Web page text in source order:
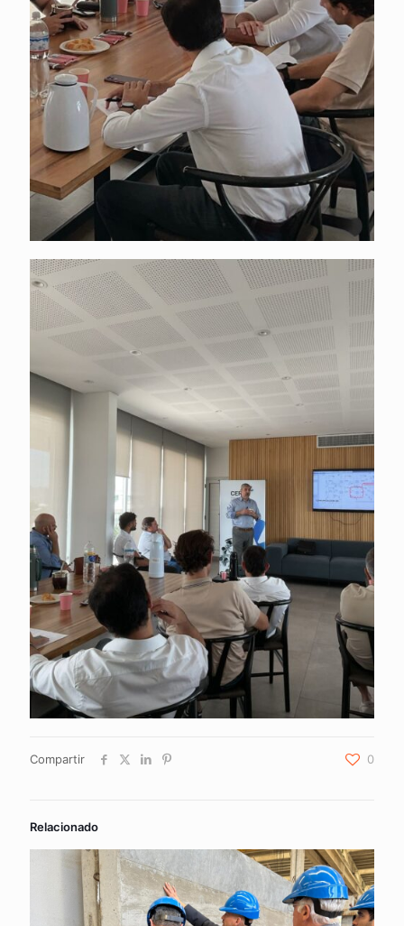
Compartir 0
Relacionado